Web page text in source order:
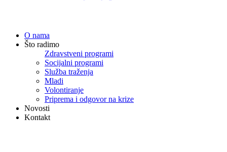
O nama
Što radimo
Zdravstveni programi
Socijalni programi
Služba traženja
Mladi
Volontiranje
Priprema i odgovor na krize
Novosti
Kontakt